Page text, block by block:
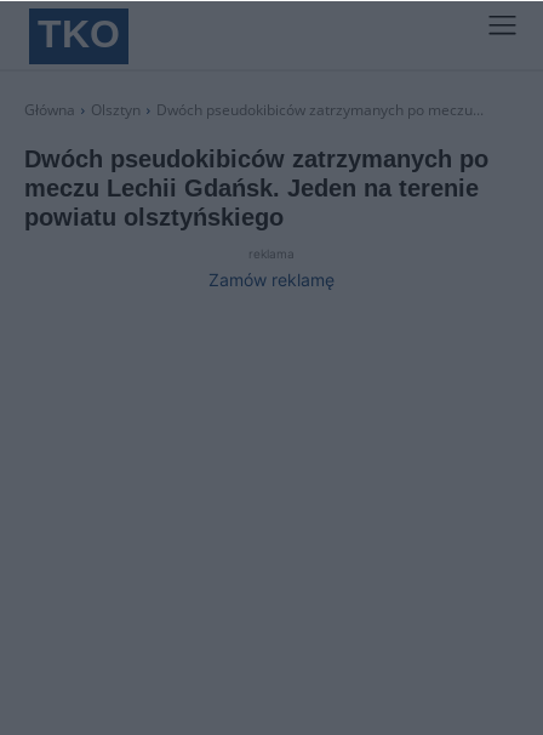
TKO
Główna Olsztyn Dwóch pseudokibiców zatrzymanych po meczu...
Dwóch pseudokibiców zatrzymanych po
meczu Lechii Gdańsk. Jeden na terenie
powiatu olsztyńskiego
reklama
Zamów reklamę